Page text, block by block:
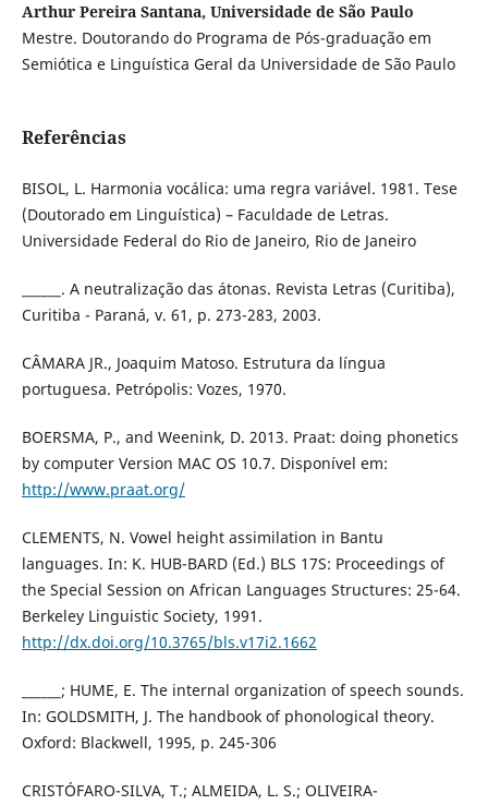
Arthur Pereira Santana, Universidade de São Paulo
Mestre. Doutorando do Programa de Pós-graduação em
Semiótica e Linguística Geral da Universidade de São Paulo
Referências
BISOL, L. Harmonia vocálica: uma regra variável. 1981. Tese
(Doutorado em Linguística) – Faculdade de Letras.
Universidade Federal do Rio de Janeiro, Rio de Janeiro
______. A neutralização das átonas. Revista Letras (Curitiba),
Curitiba - Paraná, v. 61, p. 273-283, 2003.
CÂMARA JR., Joaquim Matoso. Estrutura da língua
portuguesa. Petrópolis: Vozes, 1970.
BOERSMA, P., and Weenink, D. 2013. Praat: doing phonetics
by computer Version MAC OS 10.7. Disponível em:
http://www.praat.org/
CLEMENTS, N. Vowel height assimilation in Bantu
languages. In: K. HUB-BARD (Ed.) BLS 17S: Proceedings of
the Special Session on African Languages Structures: 25-64.
Berkeley Linguistic Society, 1991.
http://dx.doi.org/10.3765/bls.v17i2.1662
______; HUME, E. The internal organization of speech sounds.
In: GOLDSMITH, J. The handbook of phonological theory.
Oxford: Blackwell, 1995, p. 245-306
CRISTÓFARO-SILVA, T.; ALMEIDA, L. S.; OLIVEIRA-